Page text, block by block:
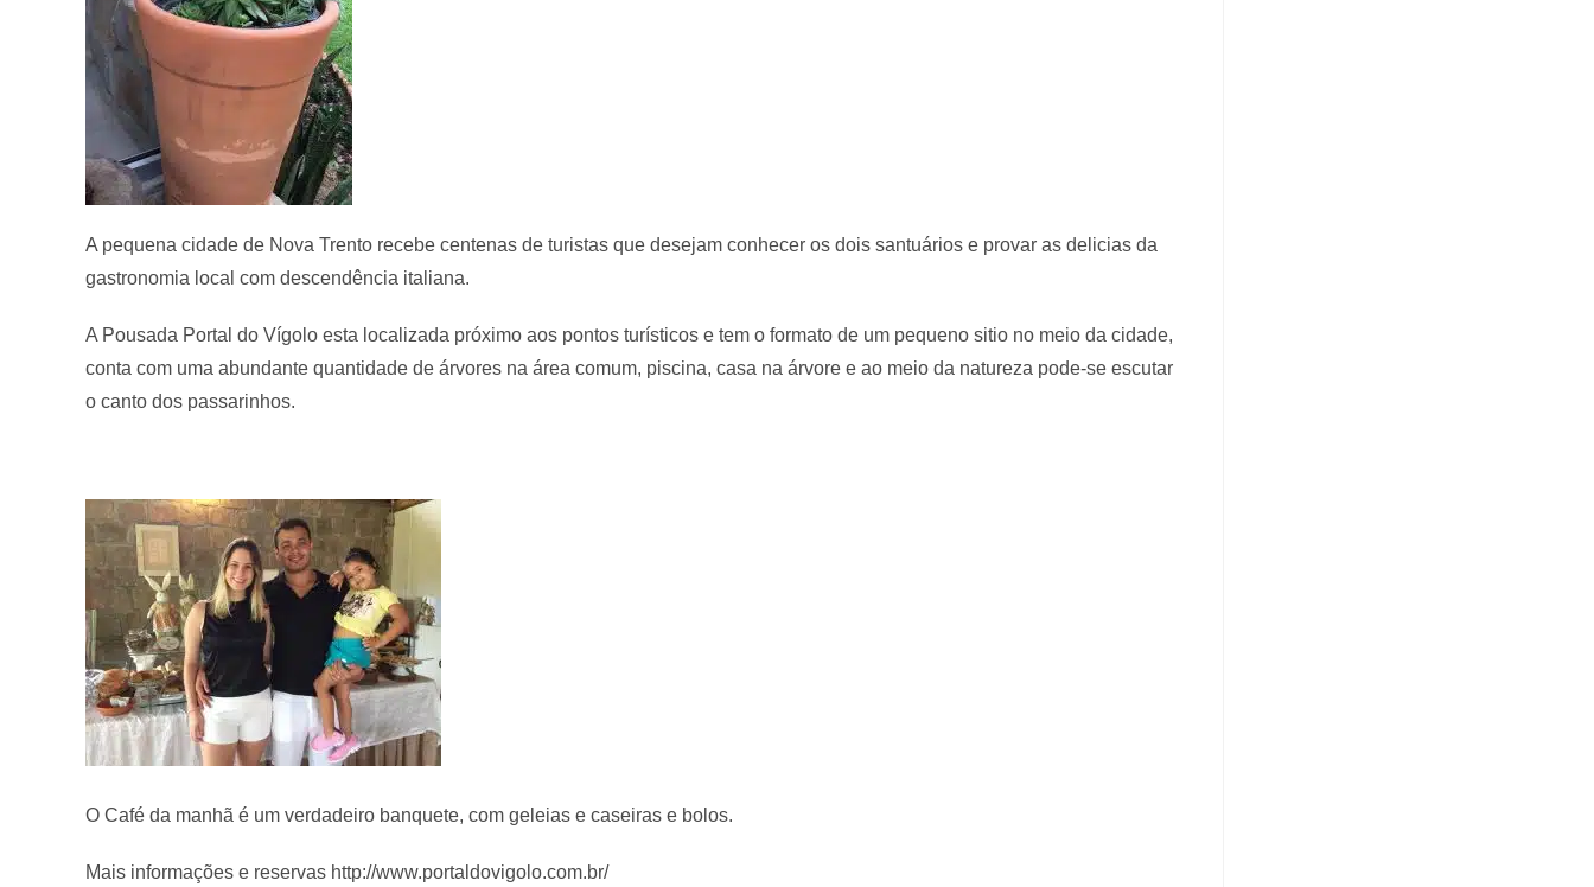
A pequena cidade de Nova Trento recebe centenas de turistas que desejam conhecer os dois santuários e provar as delicias da
gastronomia local com descendência italiana.
A Pousada Portal do Vígolo esta localizada próximo aos pontos turísticos e tem o formato de um pequeno sitio no meio da cidade,
conta com uma abundante quantidade de árvores na área comum, piscina, casa na árvore e ao meio da natureza pode-se escutar
o canto dos passarinhos.
O Café da manhã é um verdadeiro banquete, com geleias e caseiras e bolos.
Mais informações e reservas http://www.portaldovigolo.com.br/